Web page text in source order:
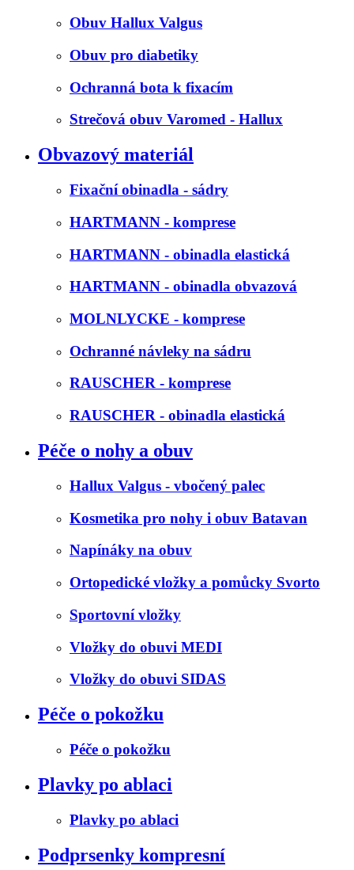
Obuv Hallux Valgus
Obuv pro diabetiky
Ochranná bota k fixacím
Strečová obuv Varomed - Hallux
Obvazový materiál
Fixační obinadla - sádry
HARTMANN - komprese
HARTMANN - obinadla elastická
HARTMANN - obinadla obvazová
MOLNLYCKE - komprese
Ochranné návleky na sádru
RAUSCHER - komprese
RAUSCHER - obinadla elastická
Péče o nohy a obuv
Hallux Valgus - vbočený palec
Kosmetika pro nohy i obuv Batavan
Napínáky na obuv
Ortopedické vložky a pomůcky Svorto
Sportovní vložky
Vložky do obuvi MEDI
Vložky do obuvi SIDAS
Péče o pokožku
Péče o pokožku
Plavky po ablaci
Plavky po ablaci
Podprsenky kompresní